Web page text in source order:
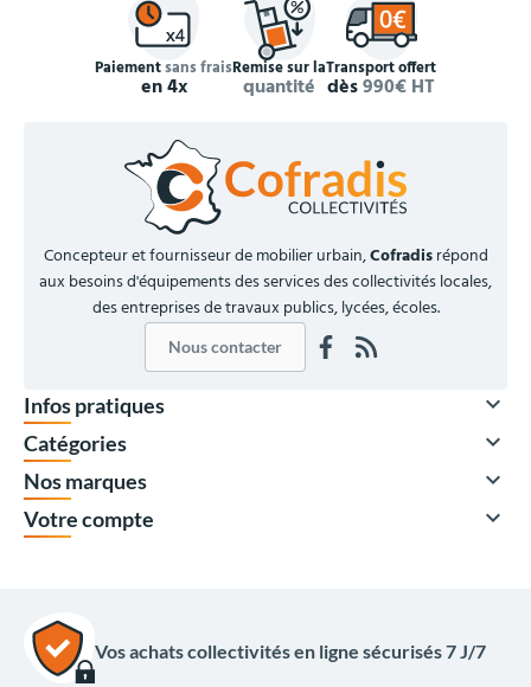
Paiementsans frais
en 4x
Remise sur la
quantité
Transport offert
dès990€ HT
Concepteur et fournisseur de mobilier urbain,Cofradisrépond
aux besoins d'équipements des services des collectivités locales,
des entreprises de travaux publics, lycées, écoles.
Nous contacter
Infos pratiques 
Catégories 
Nos marques 
Votre compte 
Vos achats collectivités en ligne sécurisés 7 J/7